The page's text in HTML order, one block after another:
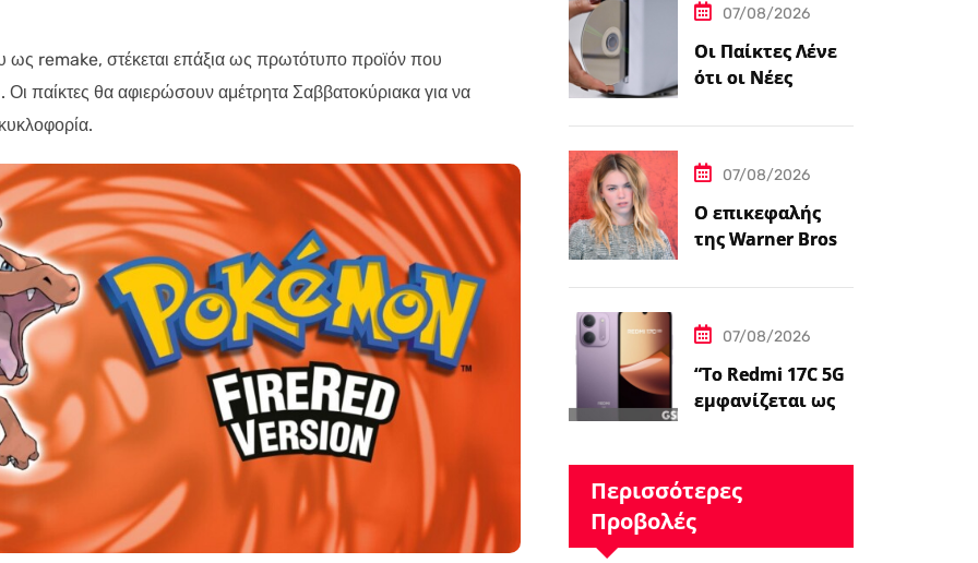
ως remake, στέκεται επάξια ως πρωτότυπο προϊόν που
παίκτες θα αφιερώσουν αμέτρητα Σαββατοκύριακα για να
Ματιά Κάνει
Πρεμιέρα στο
Netflix Αυτόν τον
07/08/2026
Οι Παίκτες Λένε
ότι οι Νέες
PlayStation 5
Αυτοκόλλητο…
07/08/2026
Ο επικεφαλής
της Warner Bros.
Gunn είναι
ς»…07/08/2026
“Το Redmi 17C 5G
εμφανίζεται ως
GSMArena.com”
Περισσότερες
Προβολές